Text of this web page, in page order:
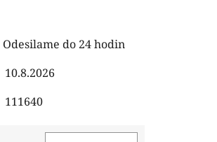
Odesilame do 24 hodin
10.8.2026
111640